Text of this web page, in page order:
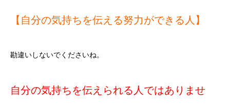
【自分の気持ちを伝える努力ができる人】
勘違いしないでくださいね。
自分の気持ちを伝えられる人ではありませ